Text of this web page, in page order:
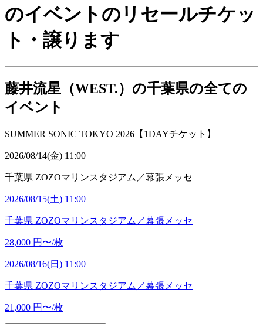
のイベントのリセールチケッ
ト・譲ります
藤井流星（WEST.）の千葉県の全ての
イベント
SUMMER SONIC TOKYO 2026【1DAYチケット】
2026/08/14(金) 11:00
千葉県 ZOZOマリンスタジアム／幕張メッセ
2026/08/15(土) 11:00
千葉県 ZOZOマリンスタジアム／幕張メッセ
28,000 円〜/枚
2026/08/16(日) 11:00
千葉県 ZOZOマリンスタジアム／幕張メッセ
21,000 円〜/枚